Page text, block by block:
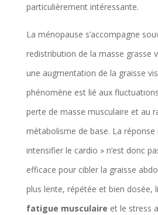
particulièrement intéressante.
La ménopause s’accompagne
redistribution de la masse grasse
une augmentation de la graisse
phénomène est lié aux
perte de masse musculaire et au
métabolisme de base. La réponse
intensifier le cardio » n’est donc
efficace pour cibler la graisse
plus lente, répétée et bien dosée,
fatigue musculaire et le stress